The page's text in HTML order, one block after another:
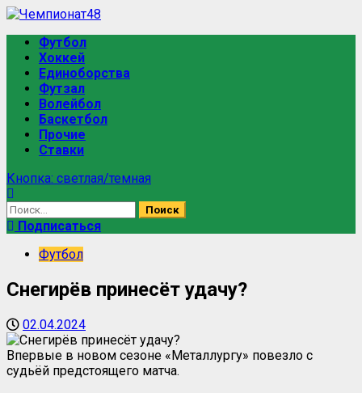
Футбол
Хоккей
Единоборства
Футзал
Волейбол
Баскетбол
Прочие
Ставки
Кнопка: светлая/темная
Подписаться
Футбол
Снегирёв принесёт удачу?
02.04.2024
Впервые в новом сезоне «Металлургу» повезло с
судьёй предстоящего матча.